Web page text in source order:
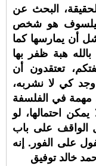
البحث عن
هو شخص
أن يمارسها كما
هبة ظفر بها
تعتقدون أن
كي لا نشربه،
مهمة في الفلسفة
احتمالها، لو
الواقف على باب
على الفور. إنه
خالد توفيق